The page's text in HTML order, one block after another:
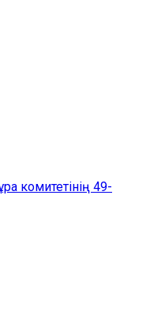
комитетінің 49-